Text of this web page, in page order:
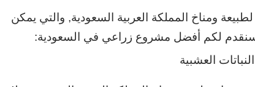
ومناخ المملكة العربية السعودية, والتي يمكن
وسنقدم لكم أفضل مشروع زراعي في السعودية:
العشبية